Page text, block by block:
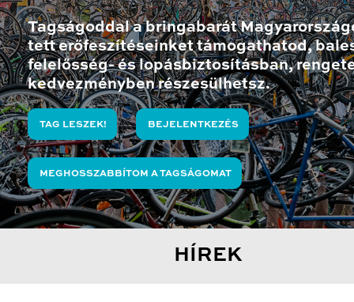
Tagságoddal a bringabarát
tett erőfeszítéseinket támogathatod,
felelősség- és lopásbiztosításban,
kedvezményben részesülhetsz.
TAG LESZEK! BEJELENTKEZÉS
MEGHOSSZABBÍTOM A TAGSÁGOMAT
HÍREK